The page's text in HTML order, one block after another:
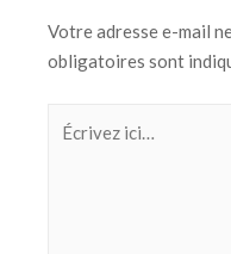
Votre adresse e-mail
obligatoires sont